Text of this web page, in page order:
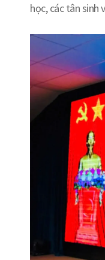
học, các tân sinh